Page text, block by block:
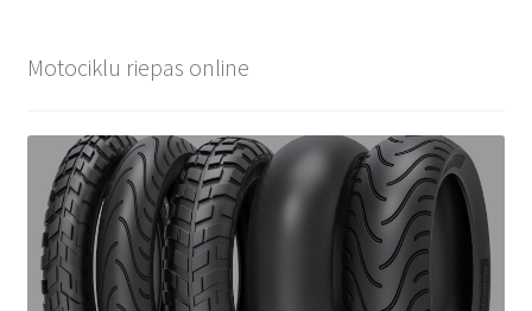
Motociklu riepas online